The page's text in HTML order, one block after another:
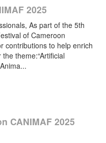
2025
As part of the 5th
of Cameroon
contributions to help enrich
theme:“Artificial
CANIMAF 2025